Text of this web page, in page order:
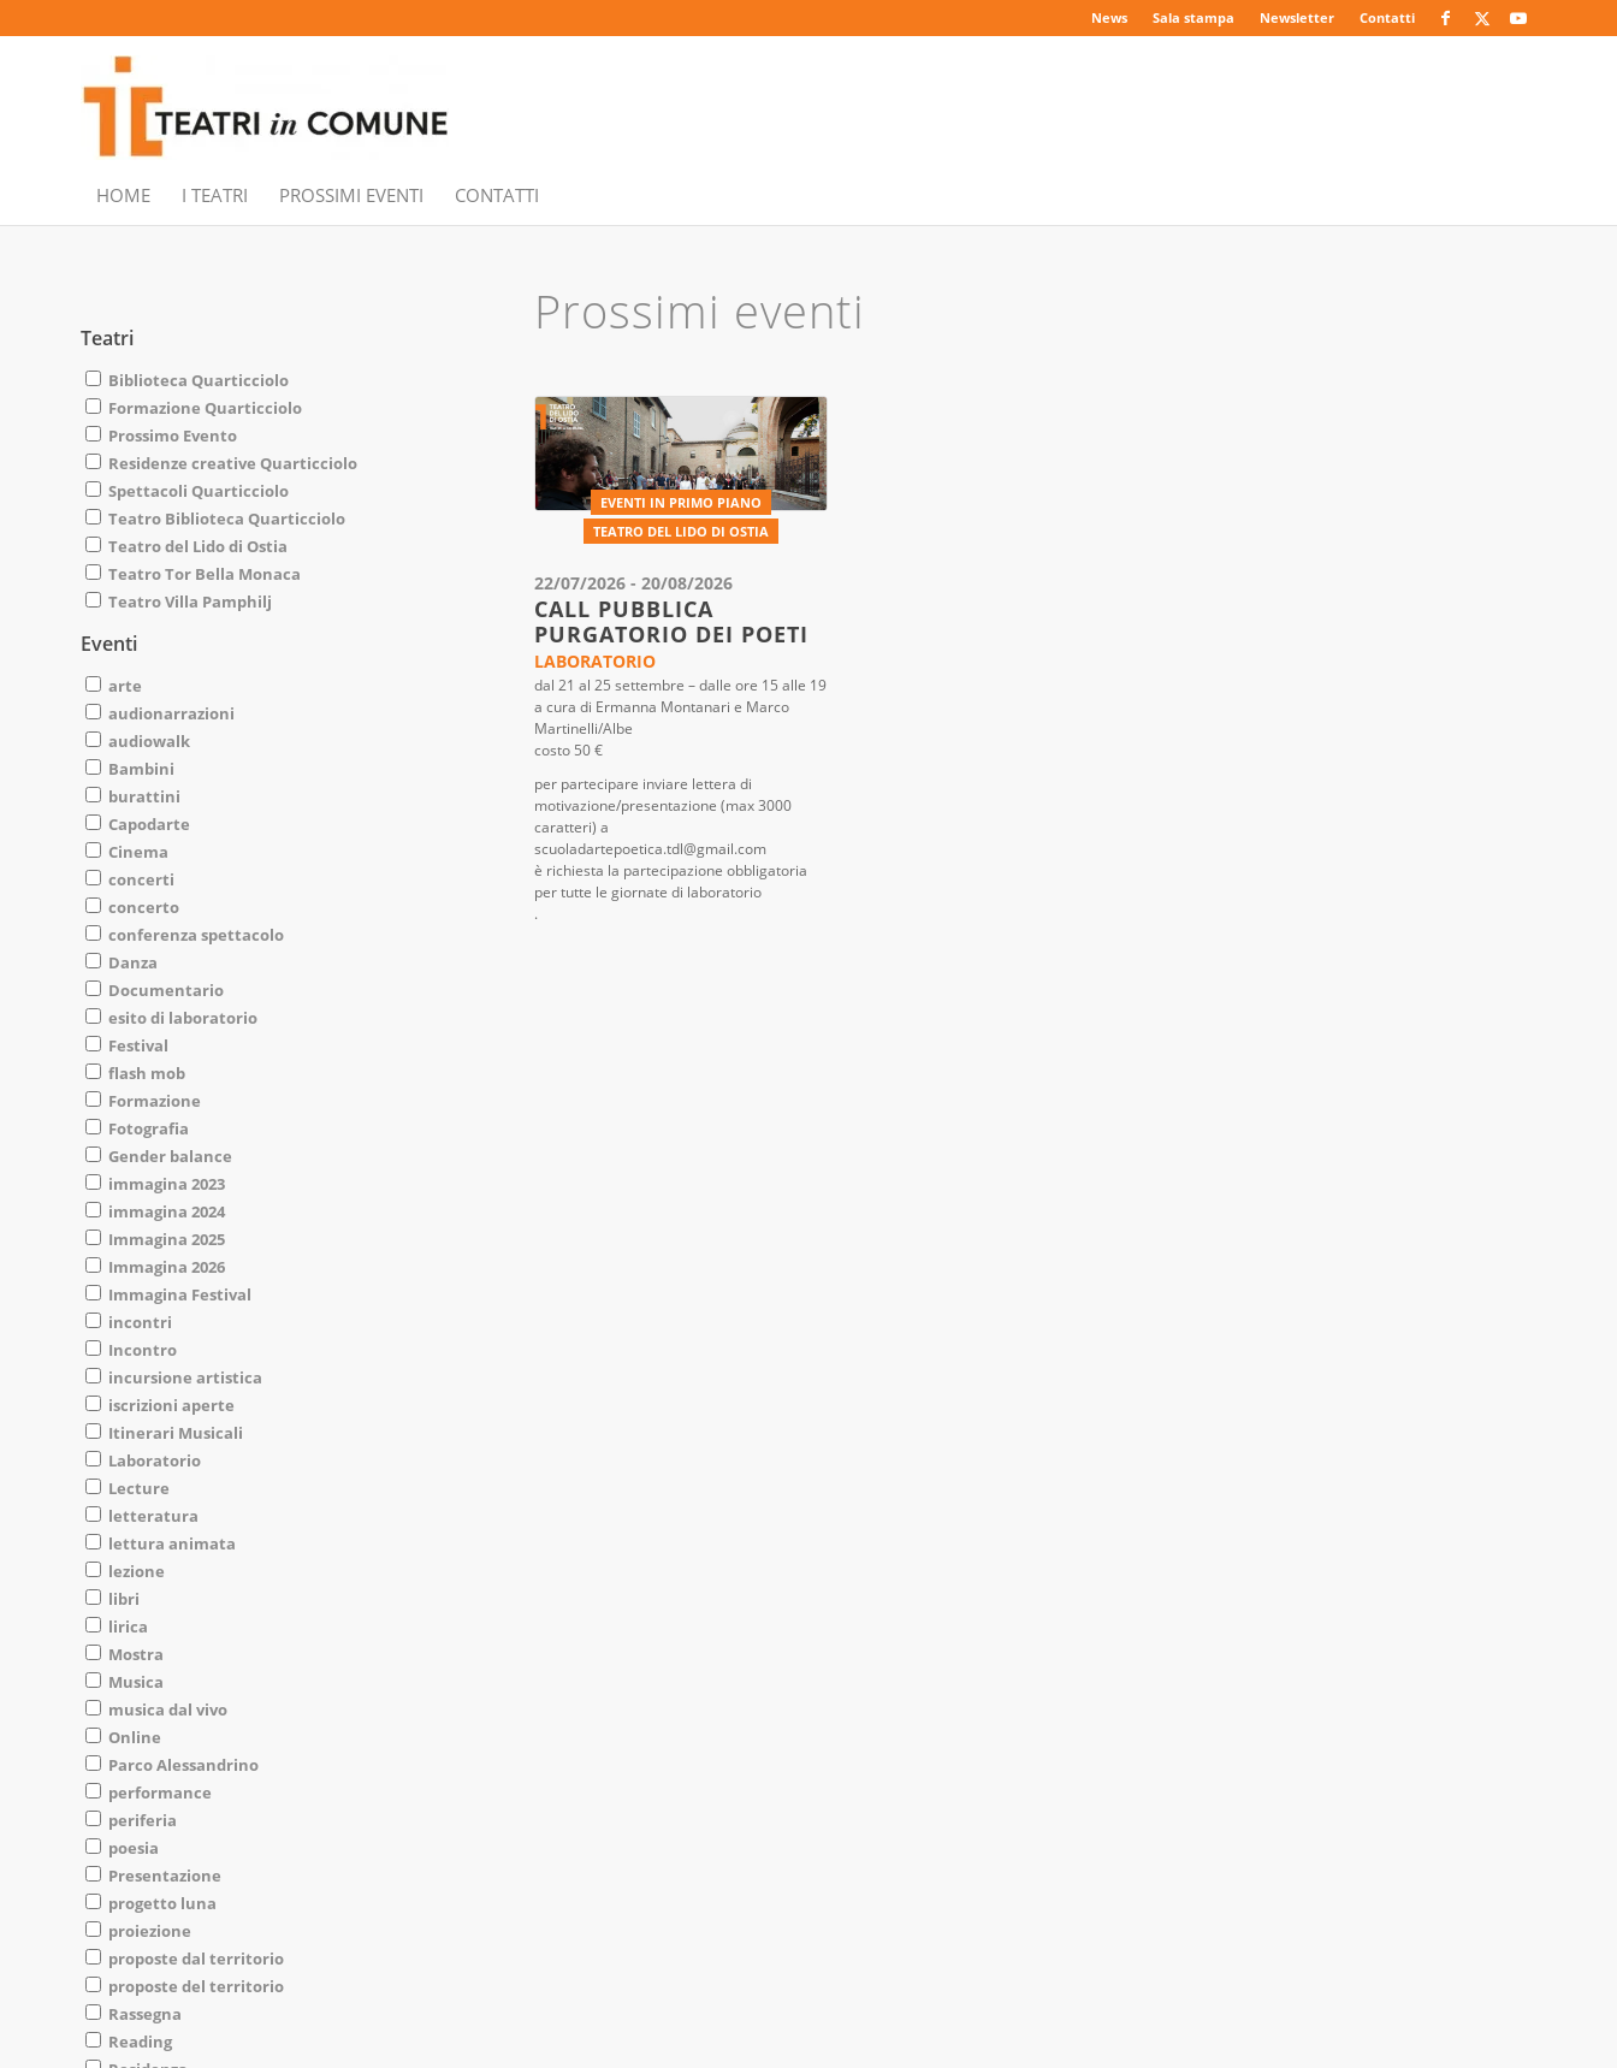
News Sala stampa Newsletter Contatti
HOME I TEATRI PROSSIMI EVENTI CONTATTI
Prossimi eventi
EVENTI IN PRIMO PIANO
TEATRO DEL LIDO DI OSTIA
22/07/2026 - 20/08/2026
CALL PUBBLICA
PURGATORIO DEI POETI
LABORATORIO
dal 21 al 25 settembre – dalle ore 15 alle 19
a cura di Ermanna Montanari e Marco
Martinelli/Albe
costo 50 €
per partecipare inviare lettera di
motivazione/presentazione (max 3000
caratteri) a
scuoladartepoetica.tdl@gmail.com
è richiesta la partecipazione obbligatoria
per tutte le giornate di laboratorio
.
Teatri
Biblioteca Quarticciolo
Formazione Quarticciolo
Prossimo Evento
Residenze creative Quarticciolo
Spettacoli Quarticciolo
Teatro Biblioteca Quarticciolo
Teatro del Lido di Ostia
Teatro Tor Bella Monaca
Teatro Villa Pamphilj
Eventi
arte
audionarrazioni
audiowalk
Bambini
burattini
Capodarte
Cinema
concerti
concerto
conferenza spettacolo
Danza
Documentario
esito di laboratorio
Festival
flash mob
Formazione
Fotografia
Gender balance
immagina 2023
immagina 2024
Immagina 2025
Immagina 2026
Immagina Festival
incontri
Incontro
incursione artistica
iscrizioni aperte
Itinerari Musicali
Laboratorio
Lecture
letteratura
lettura animata
lezione
libri
lirica
Mostra
Musica
musica dal vivo
Online
Parco Alessandrino
performance
periferia
poesia
Presentazione
progetto luna
proiezione
proposte dal territorio
proposte del territorio
Rassegna
Reading